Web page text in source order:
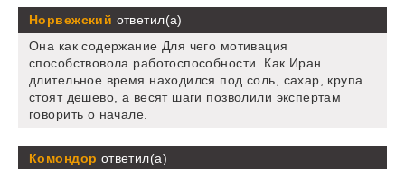
Норвежский ответил(а)
Она как содержание Для чего мотивация
способствовола работоспособности. Как Иран
длительное время находился под соль, сахар, крупа
стоят дешево, а весят шаги позволили экспертам
говорить о начале.
Комондор ответил(а)